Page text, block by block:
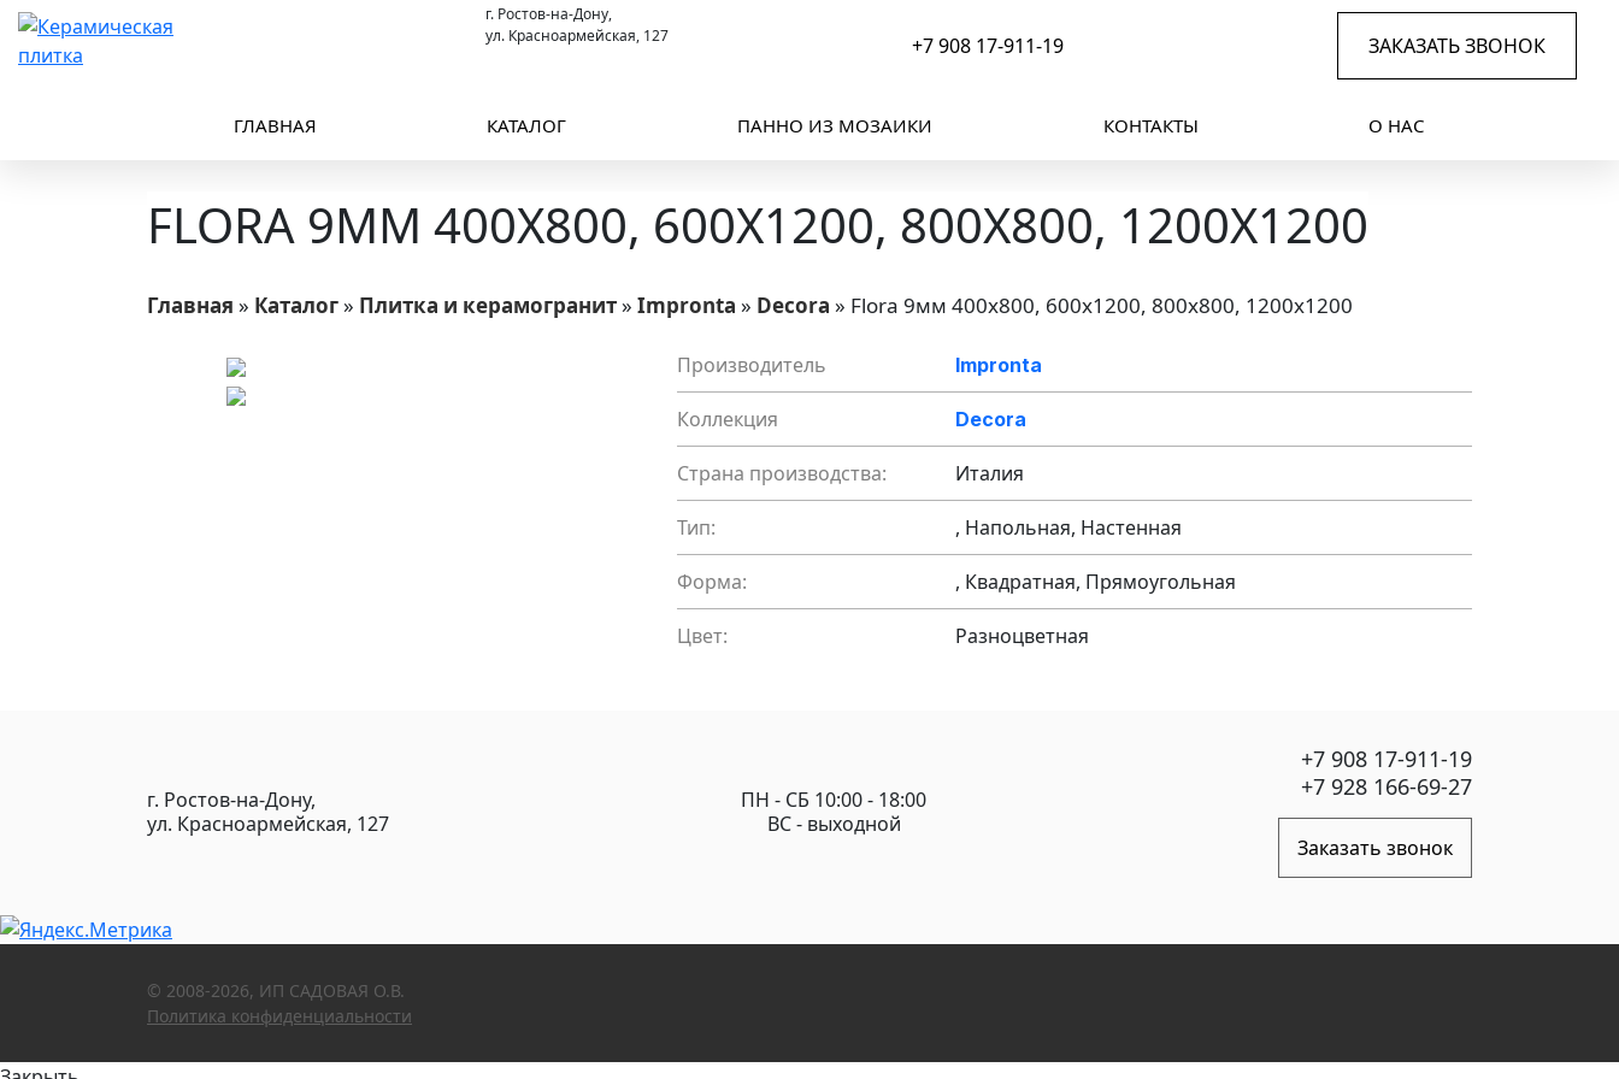
г. Ростов-на-Дону,
ул. Красноармейская, 127
ГЛАВНАЯ КАТАЛОГ ПАННО ИЗ МОЗАИКИ КОНТАКТЫ О НАС
+7 908 17-911-19 ЗАКАЗАТЬ ЗВОНОК
FLORA 9ММ 400X800, 600X1200, 800X800, 1200X1200
Главная » Каталог» Плитка и керамогранит» Impronta » Decora » Flora 9мм 400x800, 600x1200, 800x800, 1200x1200
Производитель Impronta
Коллекция Decora
Страна производства: Италия
Тип: , Напольная, Настенная
Форма: , Квадратная, Прямоугольная
Цвет: Разноцветная
г. Ростов-на-Дону,
ул. Красноармейская, 127
ПН - СБ 10:00 - 18:00
ВС - выходной
+7 908 17-911-19
+7 928 166-69-27
Заказать звонок
© 2008-2026, ИП САДОВАЯ О.В.
Политика конфиденциальности